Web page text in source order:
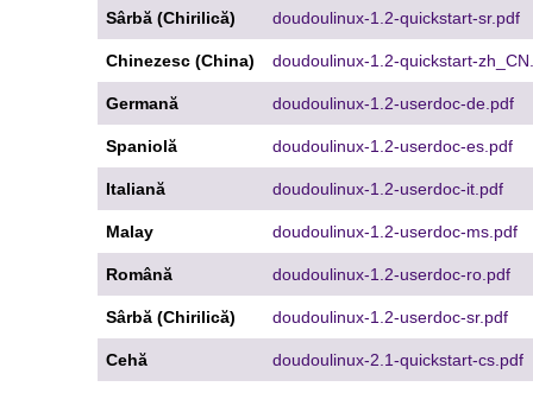
Sârbă (Chirilică) doudoulinux-1.2-quickstart-sr.pdf
Chinezesc (China) doudoulinux-1.2-quickstart-
Germană doudoulinux-1.2-userdoc-de.pdf
Spaniolă doudoulinux-1.2-userdoc-es.pdf
Italiană doudoulinux-1.2-userdoc-it.pdf
Malay doudoulinux-1.2-userdoc-ms.pdf
Română doudoulinux-1.2-userdoc-ro.pdf
Sârbă (Chirilică) doudoulinux-1.2-userdoc-sr.pdf
Cehă doudoulinux-2.1-quickstart-cs.pdf